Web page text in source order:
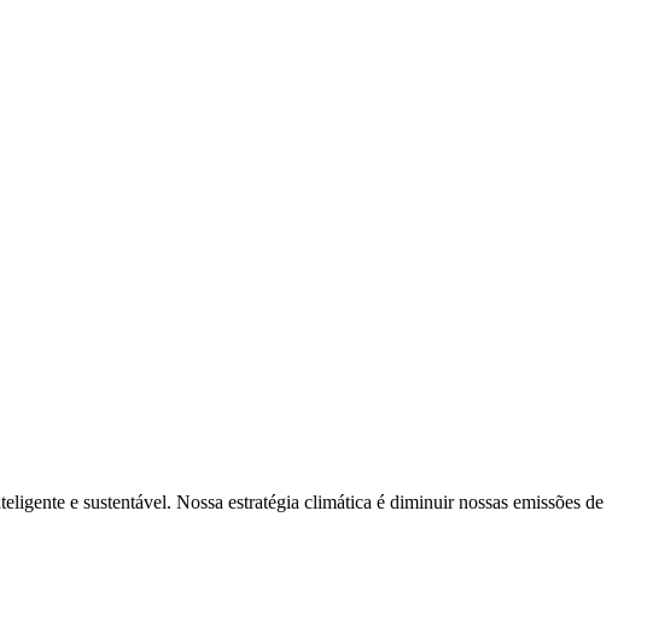
e sustentável. Nossa estratégia climática é diminuir nossas emissões de